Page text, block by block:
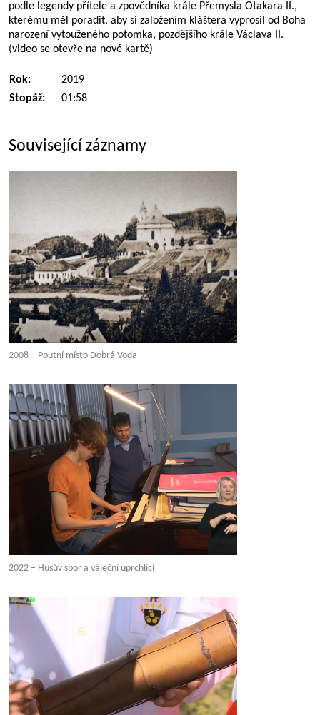
podle legendy přítele a zpovědníka krále Přemysla Otakara II.,
kterému měl poradit, aby si založením kláštera vyprosil od Boha
narození vytouženého potomka, pozdějšího krále Václava II.
(video se otevře na nové kartě)
Rok:
2019
Stopáž:
01:58
Související záznamy
2008 – Poutní místo Dobrá Voda
2022 – Husův sbor a váleční uprchlíci